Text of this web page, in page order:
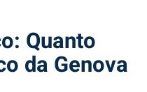
Quanto
da Genova